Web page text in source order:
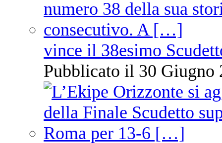
vince il 38esimo
Pubblicato il 30 Giugno